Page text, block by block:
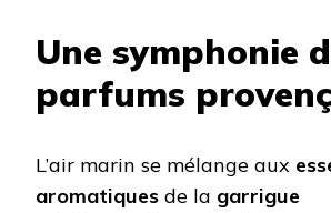
Une symphonie
parfums
L’air marin se mélange aux
aromatiques de la garrigue